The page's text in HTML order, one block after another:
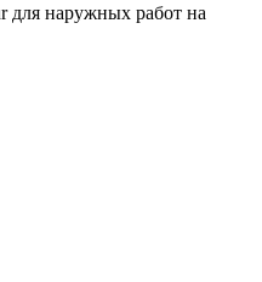
для наружных работ на